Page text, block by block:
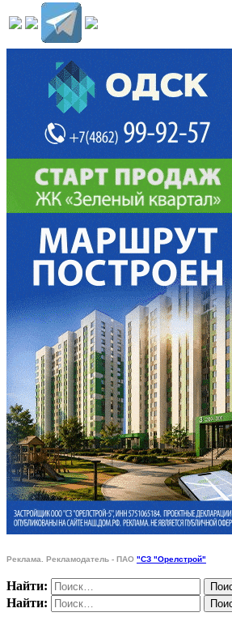
Реклама. Рекламодатель - ПАО "СЗ "Орелстрой"
Найти:
Найти: